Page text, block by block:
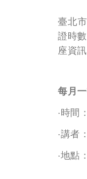
臺北
證時數
座資
每月
‧時間：
‧講者：
‧地點